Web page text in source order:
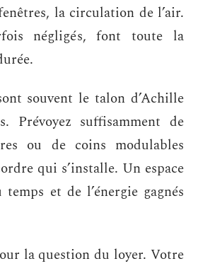
la circulation de l’air.
négligés, font toute la
souvent le talon d’Achille
Prévoyez suffisamment de
ou de coins modulables
qui s’installe. Un espace
temps et de l’énergie gagnés
la question du loyer. Votre